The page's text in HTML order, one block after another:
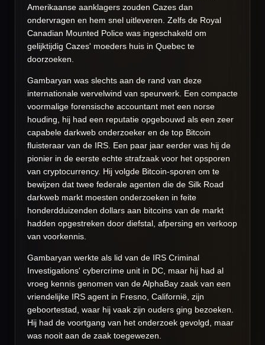
Amerikaanse aanklagers zouden Cazes dan
ondervragen en hem snel uitleveren. Zelfs de Royal
Canadian Mounted Police was ingeschakeld om
gelijktijdig Cazes' moeders huis in Quebec te
doorzoeken.
Gambaryan was slechts aan de rand van deze
internationale wervelwind van speurwerk. Een compacte
voormalige forensische accountant met een norse
houding, hij had een reputatie opgebouwd als een zeer
capabele darkweb onderzoeker en de top Bitcoin
fluisteraar van de IRS. Een paar jaar eerder was hij de
pionier in de eerste echte strafzaak voor het opsporen
van cryptocurrency. Hij volgde Bitcoin-sporen om te
bewijzen dat twee federale agenten die de Silk Road
darkweb markt moesten onderzoeken in feite
honderdduizenden dollars aan bitcoins van de markt
hadden opgestreken door diefstal, afpersing en verkoop
van voorkennis.
Gambaryan werkte als lid van de IRS Criminal
Investigations' cybercrime unit in DC, maar hij had al
vroeg kennis genomen van de AlphaBay zaak van een
vriendelijke IRS agent in Fresno, Californië, zijn
geboortestad, waar hij vaak zijn ouders ging bezoeken.
Hij had de voortgang van het onderzoek gevolgd, maar
was nooit aan de zaak toegewezen.